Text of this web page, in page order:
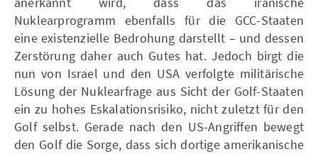
Nuklearprogramm ebenfalls für die GCC-Staaten
eine existenzielle Bedrohung darstellt – und dessen
Zerstörung daher auch Gutes hat. Jedoch birgt die
nun von Israel und den USA verfolgte militärische
Lösung der Nuklearfrage aus Sicht der Golf-Staaten
ein zu hohes Eskalationsrisiko, nicht zuletzt für den
Golf selbst. Gerade nach den US-Angriffen bewegt
den Golf die Sorge, dass sich dortige amerikanische